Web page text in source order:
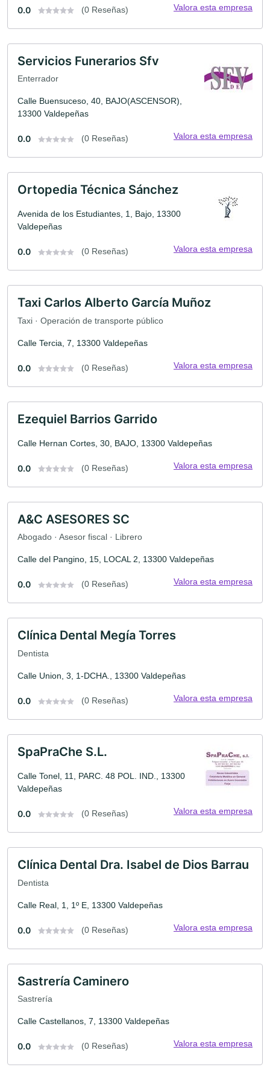
0.0 (0 Reseñas) Valora esta empresa
Servicios Funerarios Sfv
Enterrador
Calle Buensuceso, 40, BAJO(ASCENSOR),
13300 Valdepeñas
0.0 (0 Reseñas) Valora esta empresa
Ortopedia Técnica Sánchez
Avenida de los Estudiantes, 1, Bajo, 13300
Valdepeñas
0.0 (0 Reseñas) Valora esta empresa
Taxi Carlos Alberto García Muñoz
Taxi · Operación de transporte público
Calle Tercia, 7, 13300 Valdepeñas
0.0 (0 Reseñas) Valora esta empresa
Ezequiel Barrios Garrido
Calle Hernan Cortes, 30, BAJO, 13300 Valdepeñas
0.0 (0 Reseñas) Valora esta empresa
A&C ASESORES SC
Abogado · Asesor fiscal · Librero
Calle del Pangino, 15, LOCAL 2, 13300 Valdepeñas
0.0 (0 Reseñas) Valora esta empresa
Clínica Dental Megía Torres
Dentista
Calle Union, 3, 1-DCHA., 13300 Valdepeñas
0.0 (0 Reseñas) Valora esta empresa
SpaPraChe S.L.
Calle Tonel, 11, PARC. 48 POL. IND., 13300
Valdepeñas
0.0 (0 Reseñas) Valora esta empresa
Clínica Dental Dra. Isabel de Dios Barrau
Dentista
Calle Real, 1, 1º E, 13300 Valdepeñas
0.0 (0 Reseñas) Valora esta empresa
Sastrería Caminero
Sastrería
Calle Castellanos, 7, 13300 Valdepeñas
0.0 (0 Reseñas) Valora esta empresa